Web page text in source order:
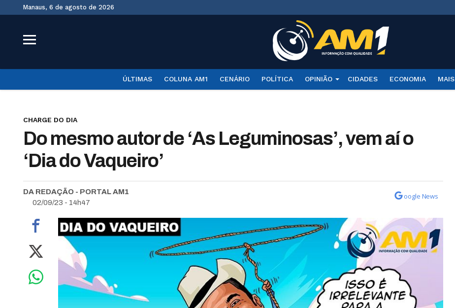
Manaus, 6 de agosto de 2026
ÚLTIMAS COLUNA AM1 CENÁRIO POLÍTICA OPINIÃO CIDADES ECONOMIA MAIS
CHARGE DO DIA
Do mesmo autor de ‘As Leguminosas’, vem aí o
‘Dia do Vaqueiro’
DA REDAÇÃO - PORTAL AM1
02/09/23 - 14h47
oogle News